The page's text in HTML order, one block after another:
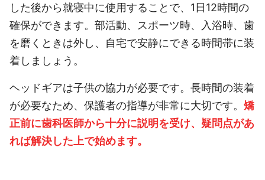
した後から就寝中に使用することで、1日12時間の
確保ができます。部活動、スポーツ時、入浴時、歯
を磨くときは外し、自宅で安静にできる時間帯に装
着しましょう。
ヘッドギアは子供の協力が必要です。長時間の装着
が必要なため、保護者の指導が非常に大切です。 矯
正前に歯科医師から十分に説明を受け、疑問点があ
れば解決した上で始めます。